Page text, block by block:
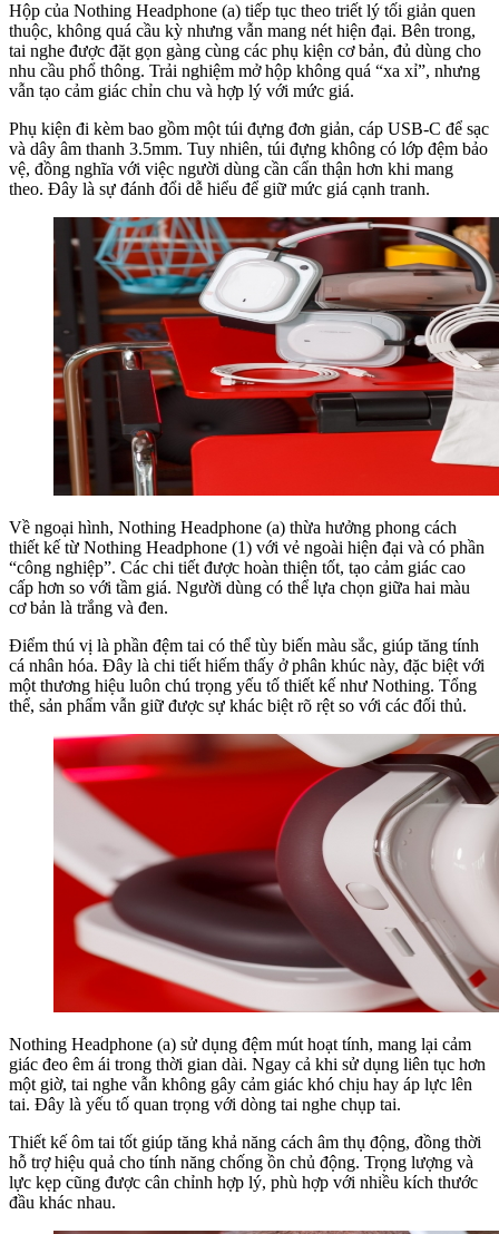
Hộp của Nothing Headphone (a) tiếp tục theo triết lý tối giản quen
thuộc, không quá cầu kỳ nhưng vẫn mang nét hiện đại. Bên trong,
tai nghe được đặt gọn gàng cùng các phụ kiện cơ bản, đủ dùng cho
nhu cầu phổ thông. Trải nghiệm mở hộp không quá “xa xỉ”, nhưng
vẫn tạo cảm giác chỉn chu và hợp lý với mức giá.
Phụ kiện đi kèm bao gồm một túi đựng đơn giản, cáp USB-C để sạc
và dây âm thanh 3.5mm. Tuy nhiên, túi đựng không có lớp đệm bảo
vệ, đồng nghĩa với việc người dùng cần cẩn thận hơn khi mang
theo. Đây là sự đánh đổi dễ hiểu để giữ mức giá cạnh tranh.
Về ngoại hình, Nothing Headphone (a) thừa hưởng phong cách
thiết kế từ Nothing Headphone (1) với vẻ ngoài hiện đại và có phần
“công nghiệp”. Các chi tiết được hoàn thiện tốt, tạo cảm giác cao
cấp hơn so với tầm giá. Người dùng có thể lựa chọn giữa hai màu
cơ bản là trắng và đen.
Điểm thú vị là phần đệm tai có thể tùy biến màu sắc, giúp tăng tính
cá nhân hóa. Đây là chi tiết hiếm thấy ở phân khúc này, đặc biệt với
một thương hiệu luôn chú trọng yếu tố thiết kế như Nothing. Tổng
thể, sản phẩm vẫn giữ được sự khác biệt rõ rệt so với các đối thủ.
Nothing Headphone (a) sử dụng đệm mút hoạt tính, mang lại cảm
giác đeo êm ái trong thời gian dài. Ngay cả khi sử dụng liên tục hơn
một giờ, tai nghe vẫn không gây cảm giác khó chịu hay áp lực lên
tai. Đây là yếu tố quan trọng với dòng tai nghe chụp tai.
Thiết kế ôm tai tốt giúp tăng khả năng cách âm thụ động, đồng thời
hỗ trợ hiệu quả cho tính năng chống ồn chủ động. Trọng lượng và
lực kẹp cũng được cân chỉnh hợp lý, phù hợp với nhiều kích thước
đầu khác nhau.